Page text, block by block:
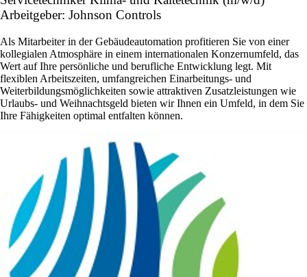
Arbeitgeber: Johnson Controls
Als Mitarbeiter in der Gebäudeautomation profitieren Sie von einer
kollegialen Atmosphäre in einem internationalen Konzernumfeld, das
Wert auf Ihre persönliche und berufliche Entwicklung legt. Mit
flexiblen Arbeitszeiten, umfangreichen Einarbeitungs- und
Weiterbildungsmöglichkeiten sowie attraktiven Zusatzleistungen wie
Urlaubs- und Weihnachtsgeld bieten wir Ihnen ein Umfeld, in dem Sie
Ihre Fähigkeiten optimal entfalten können.